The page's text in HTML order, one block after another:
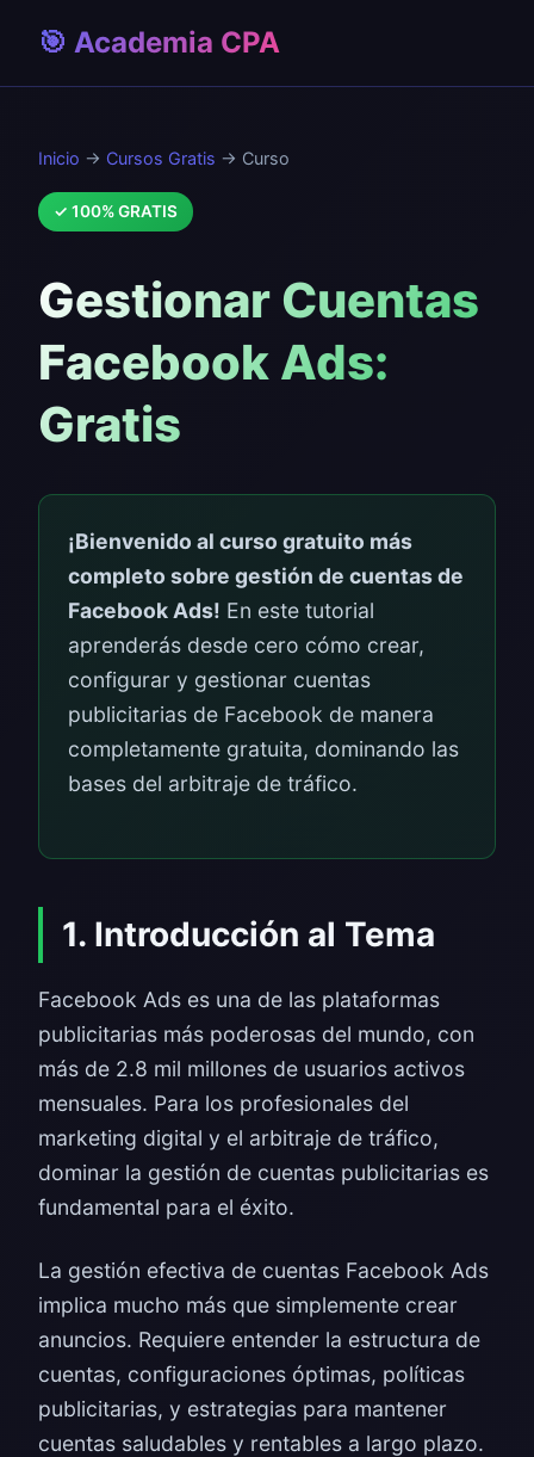
🎯 Academia CPA
Inicio → Cursos Gratis → Curso
✓ 100% GRATIS
Gestionar Cuentas
Facebook Ads:
Gratis
¡Bienvenido al curso gratuito más
completo sobre gestión de cuentas de
Facebook Ads! En este tutorial
aprenderás desde cero cómo crear,
configurar y gestionar cuentas
publicitarias de Facebook de manera
completamente gratuita, dominando las
bases del arbitraje de tráfico.
1. Introducción al Tema
Facebook Ads es una de las plataformas
publicitarias más poderosas del mundo, con
más de 2.8 mil millones de usuarios activos
mensuales. Para los profesionales del
marketing digital y el arbitraje de tráfico,
dominar la gestión de cuentas publicitarias es
fundamental para el éxito.
La gestión efectiva de cuentas Facebook Ads
implica mucho más que simplemente crear
anuncios. Requiere entender la estructura de
cuentas, configuraciones óptimas, políticas
publicitarias, y estrategias para mantener
cuentas saludables y rentables a largo plazo.